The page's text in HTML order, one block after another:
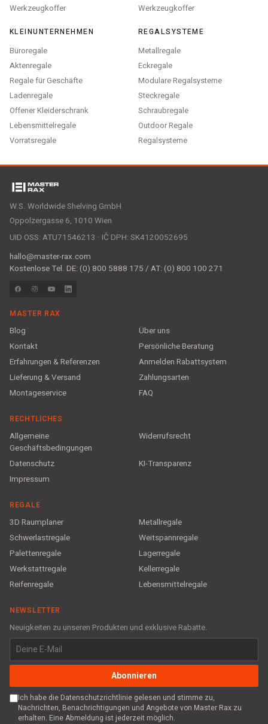
Werkzeugkoffer
Werkzeugkoffer
KLEINUNTERNEHMEN
Büroregale
Aktenregale
Regale für Geschäfte
Ladenregale
Offener Kleiderschrank
Lebensmittelregale
Vorratsregale
REGALSYSTEME
Metallregale
Eckregale
Modulare Regalsysteme
Steckregale
Schraubregale
Outdoor Regale
Regalsysteme
W.S. Worldwide Shelving GmbH
Oppolzergasse 6, 1010 Wien
UID OSS: ATU71546213 · IČ DPH: SK4120052695
hallo@master-rax.com
Kostenlose Tel. DE: (0) 800 5888 175 / AT: (0) 800 100 271
MASTER RAX
Blog
Über uns
Kontakt
Persönliche Beratung
Erfahrungen & Referenzen
Anmelden Rabattsystem
Lieferung & Versand
Zahlungsarten
Montageservice
FAQ
RECHTLICHES
Allgemeine
Geschäftsbedingungen
Widerrufsrecht
Datenschutz
KI-Transparenz
Impressum
REGALE
3D Raumplaner
Metallregale
Schwerlastregale
Weitspannregale
Palettenregale
Lagerregale
Werkstattregale
Kellerregale
Reifenregale
Lebensmittelregale
NEWSLETTER
Neuigkeiten zu unseren Produkten und exklusive Rabatte.
Abonnieren
Ich habe die Datenschutzrichtlinie gelesen und stimme zu,
Nachrichten, Benachrichtigungen und Angebote von Master Rax zu
erhalten. Eine Abmeldung ist jederzeit möglich.